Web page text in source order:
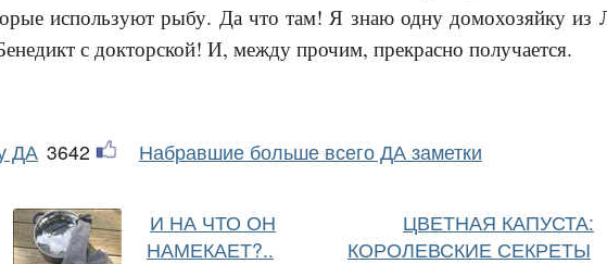
используют рыбу. Да что там! Я знаю одну домохозяйку из
с докторской! И, между прочим, прекрасно получается.
ДА 3642 Набравшие больше всего ДА заметки
И НА ЧТО ОН
НАМЕКАЕТ?..
ЦВЕТНАЯ КАПУСТА:
КОРОЛЕВСКИЕ СЕКРЕТЫ